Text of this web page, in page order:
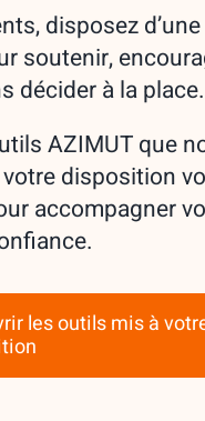
disposez
soutenir,
décider à la place.
AZIMUT que
disposition
accompagner
les outils mis à